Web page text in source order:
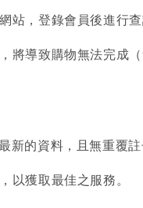
站，登錄會員後進行
導致購物無法完成
的資料，且無重覆註
以獲取最佳之服務。